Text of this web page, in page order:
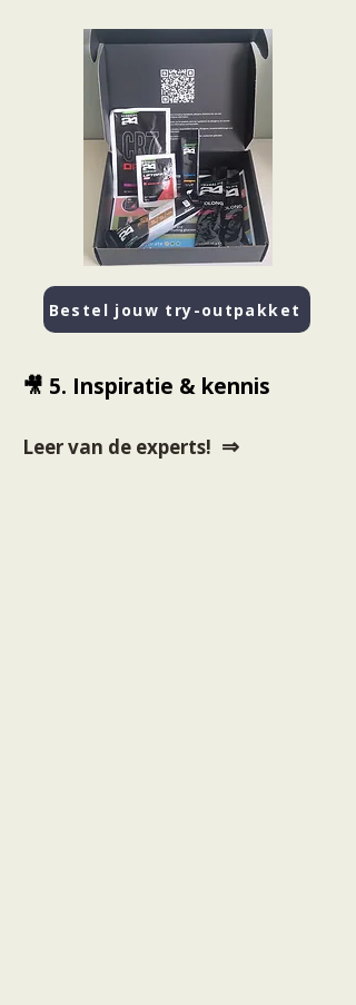
Bestel jouw try-outpakket
🎥 5. Inspiratie & kennis
Leer van de experts! ⇒